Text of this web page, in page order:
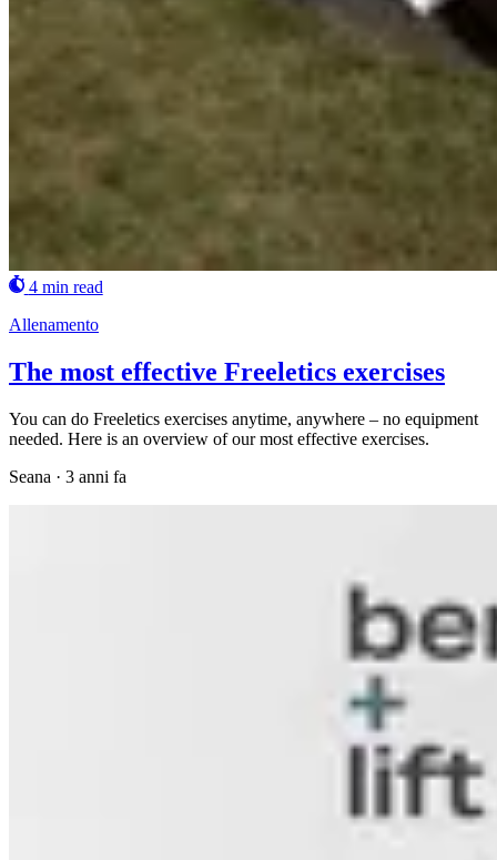
4 min read
Allenamento
The most effective Freeletics exercises
You can do Freeletics exercises anytime, anywhere – no equipment
needed. Here is an overview of our most effective exercises.
Seana · 3 anni fa